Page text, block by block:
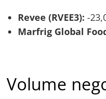
Revee (RVEE3): -
Marfrig Global
Volume